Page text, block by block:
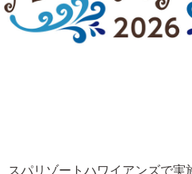
スパリゾートハワイアンズで